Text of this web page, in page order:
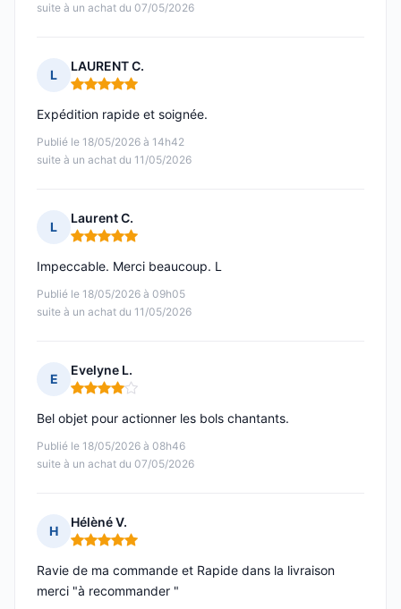
suite à un achat du 07/05/2026
L
LAURENT C.
Note : 5 sur 5
Publié le 18/05/2026 à 14h42
suite à un achat du 11/05/2026
Expédition rapide et soignée.
L
Laurent C.
Note : 5 sur 5
Publié le 18/05/2026 à 09h05
suite à un achat du 11/05/2026
Impeccable. Merci beaucoup. L
E
Evelyne L.
Note : 4 sur 5
Publié le 18/05/2026 à 08h46
suite à un achat du 07/05/2026
Bel objet pour actionner les bols chantants.
H
Hélèné V.
Note : 5 sur 5
Ravie de ma commande et Rapide dans la livraison
merci "à recommander "